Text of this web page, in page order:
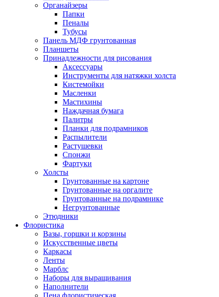
Органайзеры
Папки
Пеналы
Тубусы
Панель МДФ грунтованная
Планшеты
Принадлежности для рисования
Аксессуары
Инструменты для натяжки холста
Кистемойки
Масленки
Мастихины
Наждачная бумага
Палитры
Планки для подрамников
Распылители
Растушевки
Спонжи
Фартуки
Холсты
Грунтованные на картоне
Грунтованные на оргалите
Грунтованные на подрамнике
Негрунтованные
Этюдники
Флористика
Вазы, горшки и корзины
Искусственные цветы
Каркасы
Ленты
Марблс
Наборы для выращивания
Наполнители
Пена флористическая